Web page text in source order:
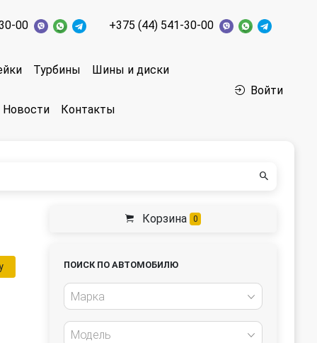
00 +375 (44) 541-30-00
Турбины Шины и диски
Новости Контакты
Войти
Корзина 0
ПОИСК ПО АВТОМОБИЛЮ
Марка
Модель